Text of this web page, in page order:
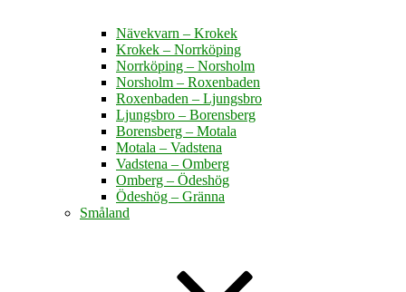
Nävekvarn – Krokek
Krokek – Norrköping
Norrköping – Norsholm
Norsholm – Roxenbaden
Roxenbaden – Ljungsbro
Ljungsbro – Borensberg
Borensberg – Motala
Motala – Vadstena
Vadstena – Omberg
Omberg – Ödeshög
Ödeshög – Gränna
Småland